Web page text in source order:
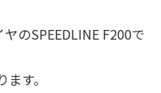
のSPEEDLINE F200で
す。